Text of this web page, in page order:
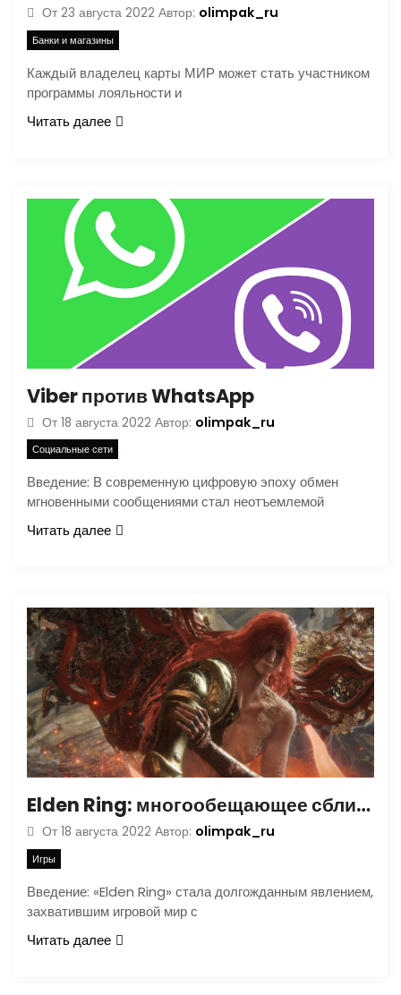
От 23 августа 2022 Автор: olimpak_ru
Банки и магазины
Каждый владелец карты МИР может стать участником
программы лояльности и
Читать далее
Viber против WhatsApp
От 18 августа 2022 Автор: olimpak_ru
Социальные сети
Введение: В современную цифровую эпоху обмен
мгновенными сообщениями стал неотъемлемой
Читать далее
Elden Ring: многообещающее сближение двух гигантов
От 18 августа 2022 Автор: olimpak_ru
Игры
Введение: «Elden Ring» стала долгожданным явлением,
захватившим игровой мир с
Читать далее